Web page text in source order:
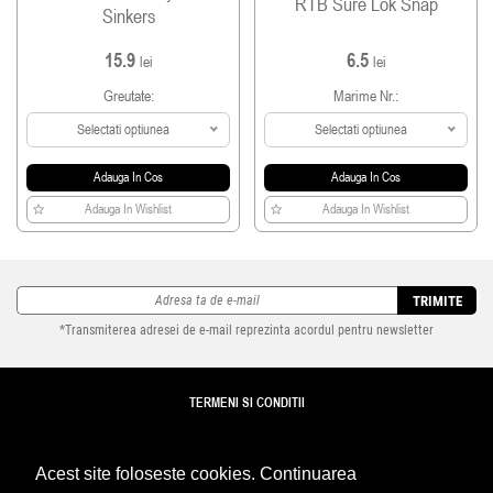
Acest site foloseste cookies. Continuarea
Sinkers
15.9 lei
Greutate:
Selectati optiunea
Adauga In Cos
Adauga In Wishlist
6.5 lei
Marime Nr.:
Selectati optiunea
Adauga In Cos
Adauga In Wishlist
TERMENI SI CONDITII
DETALII REVANZATORI
TRIMITE
*Transmiterea adresei de e-mail reprezinta acordul pentru newsletter